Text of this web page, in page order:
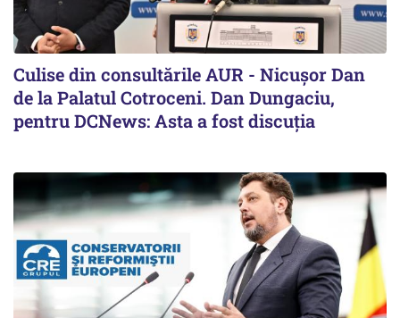
Culise din consultările AUR - Nicușor Dan
de la Palatul Cotroceni. Dan Dungaciu,
pentru DCNews: Asta a fost discuția